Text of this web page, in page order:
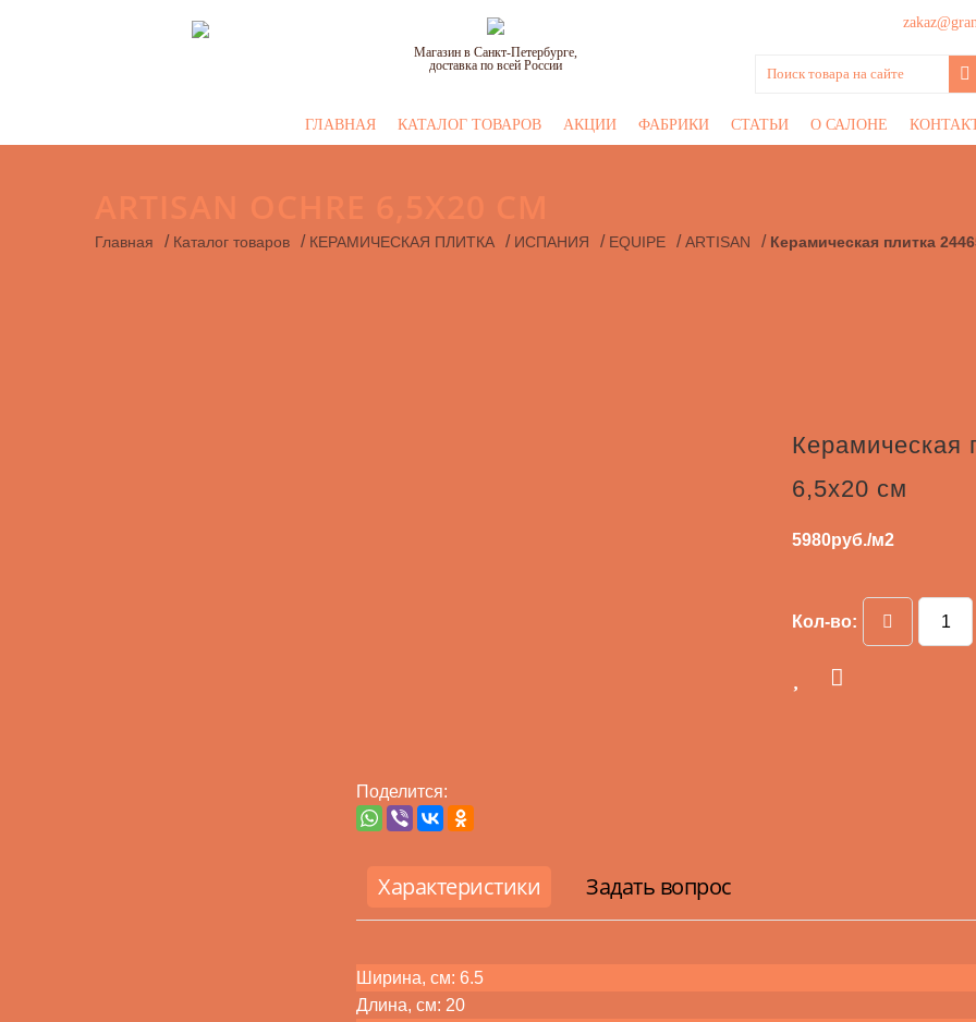
Магазин в Санкт-Петербурге,
доставка по всей России
ГЛАВНАЯ КАТАЛОГ ТОВАРОВ АКЦИИ ФАБРИКИ СТАТЬИ О САЛОНЕ
Главная / Каталог товаров / КЕРАМИЧЕСКАЯ ПЛИТКА / ИСПАНИЯ / EQUIPE / ARTISAN / Керамическая плитка
Керамическая
6,5х20 см
5980руб./м2
Кол-во:
Поделится:
Характеристики Задать вопрос
Ширина, см: 6.5
Длина, см: 20